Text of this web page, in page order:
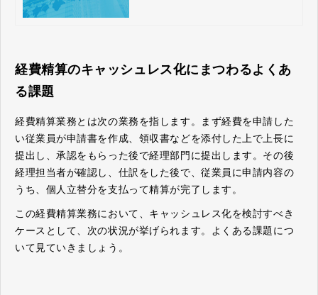
経費精算のキャッシュレス化にまつわるよくあ
る課題
経費精算業務とは次の業務を指します。まず経費を申請した
い従業員が申請書を作成、領収書などを添付した上で上長に
提出し、承認をもらった後で経理部門に提出します。その後
経理担当者が確認し、仕訳をした後で、従業員に申請内容の
うち、個人立替分を支払って精算が完了します。
この経費精算業務において、キャッシュレス化を検討すべき
ケースとして、次の状況が挙げられます。よくある課題につ
いて見ていきましょう。